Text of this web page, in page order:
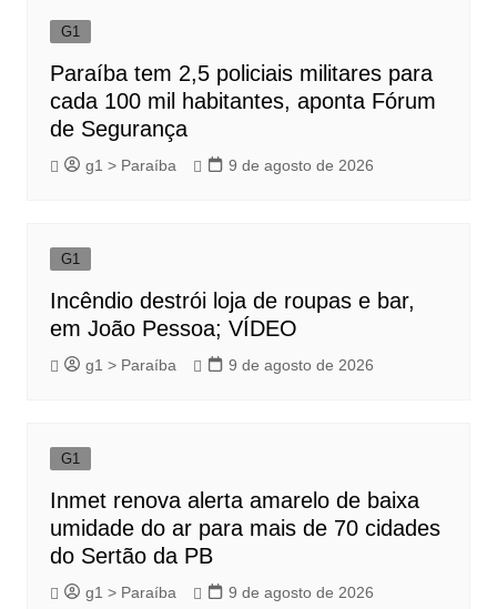
G1
Paraíba tem 2,5 policiais militares para
cada 100 mil habitantes, aponta Fórum
de Segurança
g1 > Paraíba 9 de agosto de 2026
G1
Incêndio destrói loja de roupas e bar,
em João Pessoa; VÍDEO
g1 > Paraíba 9 de agosto de 2026
G1
Inmet renova alerta amarelo de baixa
umidade do ar para mais de 70 cidades
do Sertão da PB
g1 > Paraíba 9 de agosto de 2026